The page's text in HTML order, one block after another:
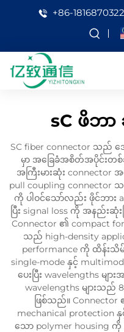
+86-
sC ဖိဘာ
SC fiber connector သည်
မှာ အခြေခံအစိတ်အပိုင်းတစ်
အကြီးမားဆုံး connector
pull coupling connector
ကို ပါဝင်သော်လည်း ဖိုင်ဘား
ပြီး signal loss ကို အနည်း
Connector ၏ compact
သည် high-density
performance ကို ထိန်းသိ
single-mode နှင့်
ပေးပြီး wavelengths
wavelengths များသည်
ဖြစ်သည်။
mechanical protection
သော polymer housing